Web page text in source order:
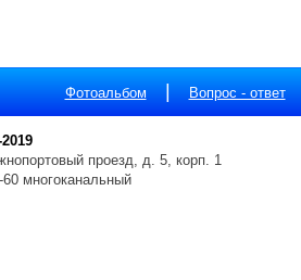
Фотоальбом | Вопрос - ответ
проезд, д. 5, корп. 1
многоканальный